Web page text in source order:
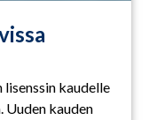
kaudelle
Uuden kauden